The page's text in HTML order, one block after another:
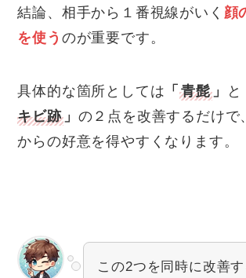
結論、相手から１番視線がいく 顔
を使う のが重要です。
具体的な箇所としては 「青髭」 と
キビ跡」 の２点を改善するだけで
からの好意を得やすくなります。
この2つを同時に改善